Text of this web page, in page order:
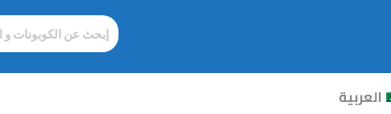
العربية